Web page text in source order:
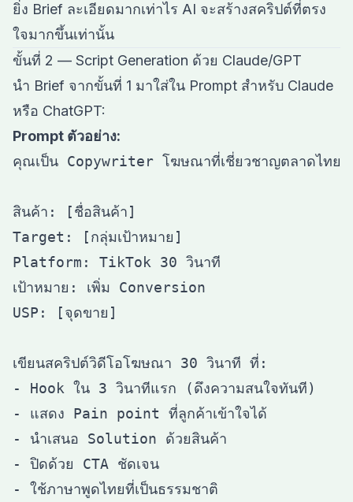
ยิ่ง Brief ละเอียดมากเท่าไร AI จะสร้างสคริปต์ที่ตรง
ใจมากขึ้นเท่านั้น
ขั้นที่ 2 — Script Generation ด้วย Claude/GPT
นำ Brief จากขั้นที่ 1 มาใส่ใน Prompt สำหรับ Claude
หรือ ChatGPT:
Prompt ตัวอย่าง:
คุณเป็น Copywriter โฆษณาที่เชี่ยวชาญตลาดไทย
สินค้า: [ชื่อสินค้า]
Target: [กลุ่มเป้าหมาย]
Platform: TikTok 30 วินาที
เป้าหมาย: เพิ่ม Conversion
USP: [จุดขาย]
เขียนสคริปต์วิดีโอโฆษณา 30 วินาที ที่:
- Hook ใน 3 วินาทีแรก (ดึงความสนใจทันที)
- แสดง Pain point ที่ลูกค้าเข้าใจได้
- นำเสนอ Solution ด้วยสินค้า
- ปิดด้วย CTA ชัดเจน